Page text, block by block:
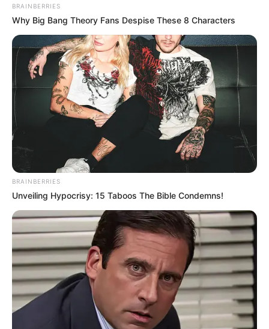
BRAINBERRIES
Why Big Bang Theory Fans Despise These 8 Characters
BRAINBERRIES
Unveiling Hypocrisy: 15 Taboos The Bible Condemns!